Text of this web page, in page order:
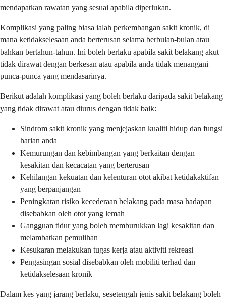
mendapatkan rawatan yang sesuai apabila diperlukan.
Komplikasi yang paling biasa ialah perkembangan sakit kronik, di
mana ketidakselesaan anda berterusan selama berbulan-bulan atau
bahkan bertahun-tahun. Ini boleh berlaku apabila sakit belakang akut
tidak dirawat dengan berkesan atau apabila anda tidak menangani
punca-punca yang mendasarinya.
Berikut adalah komplikasi yang boleh berlaku daripada sakit belakang
yang tidak dirawat atau diurus dengan tidak baik:
Sindrom sakit kronik yang menjejaskan kualiti hidup dan fungsi
harian anda
Kemurungan dan kebimbangan yang berkaitan dengan
kesakitan dan kecacatan yang berterusan
Kehilangan kekuatan dan kelenturan otot akibat ketidakaktifan
yang berpanjangan
Peningkatan risiko kecederaan belakang pada masa hadapan
disebabkan oleh otot yang lemah
Gangguan tidur yang boleh memburukkan lagi kesakitan dan
melambatkan pemulihan
Kesukaran melakukan tugas kerja atau aktiviti rekreasi
Pengasingan sosial disebabkan oleh mobiliti terhad dan
ketidakselesaan kronik
Dalam kes yang jarang berlaku, sesetengah jenis sakit belakang boleh